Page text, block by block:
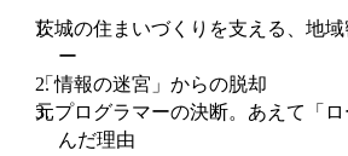
茨城の住まいづくりを支える、地
ー
「情報の迷宮」からの脱却
元プログラマーの決断。あえて「
んだ理由